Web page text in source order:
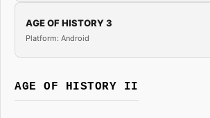
AGE OF HISTORY 3
Platform: Android
AGE OF HISTORY II